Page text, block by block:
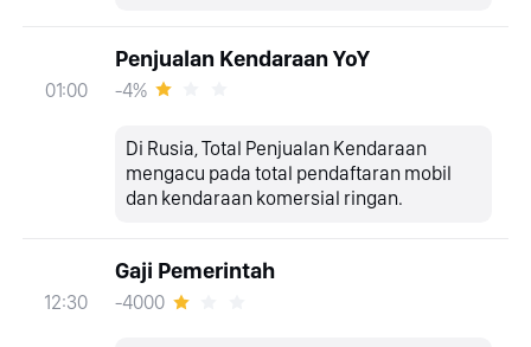
01:00
Penjualan Kendaraan YoY
-4%
Di Rusia, Total Penjualan Kendaraan
mengacu pada total pendaftaran mobil
dan kendaraan komersial ringan.
12:30
Gaji Pemerintah
-4000